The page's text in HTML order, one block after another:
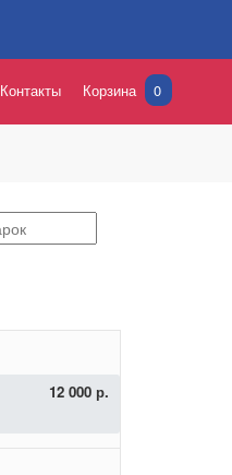
Контакты Корзина 0
12 000 р.